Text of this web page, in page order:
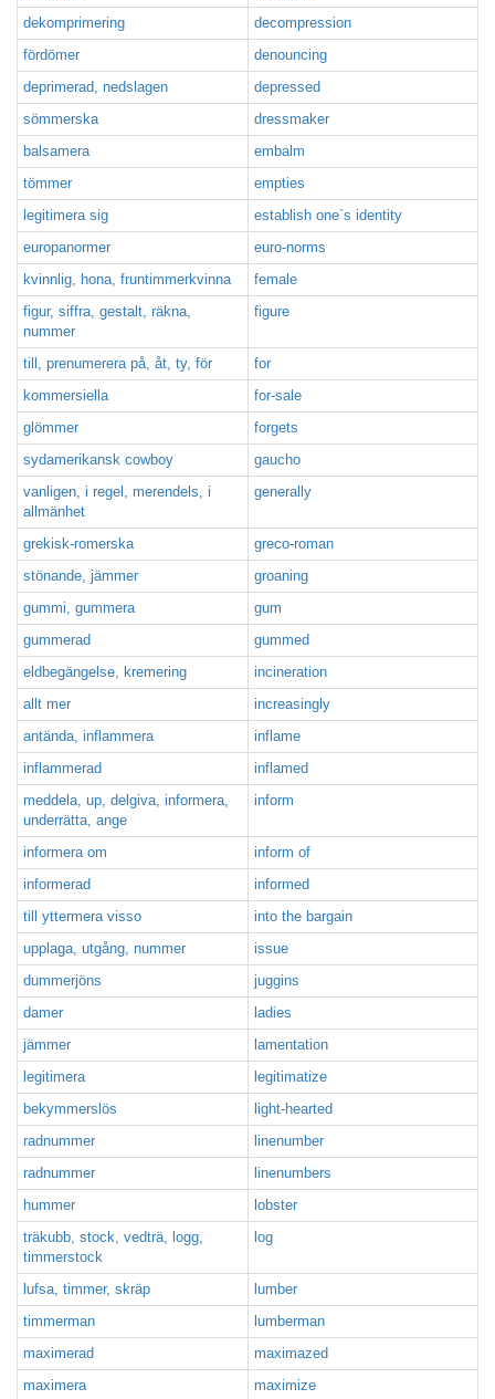
dekomprimering
decompression
fördömer
denouncing
deprimerad, nedslagen
depressed
sömmerska
dressmaker
balsamera
embalm
tömmer
empties
legitimera sig
establish one`s identity
europanormer
euro-norms
kvinnlig, hona, fruntimmerkvinna
female
figur, siffra, gestalt, räkna,
nummer
figure
till, prenumerera på, åt, ty, för
for
kommersiella
for-sale
glömmer
forgets
sydamerikansk cowboy
gaucho
vanligen, i regel, merendels, i
allmänhet
generally
grekisk-romerska
greco-roman
stönande, jämmer
groaning
gummi, gummera
gum
gummerad
gummed
eldbegängelse, kremering
incineration
allt mer
increasingly
antända, inflammera
inflame
inflammerad
inflamed
meddela, up, delgiva, informera,
underrätta, ange
inform
informera om
inform of
informerad
informed
till yttermera visso
into the bargain
upplaga, utgång, nummer
issue
dummerjöns
juggins
damer
ladies
jämmer
lamentation
legitimera
legitimatize
bekymmerslös
light-hearted
radnummer
linenumber
radnummer
linenumbers
hummer
lobster
träkubb, stock, vedträ, logg,
timmerstock
log
lufsa, timmer, skräp
lumber
timmerman
lumberman
maximerad
maximazed
maximera
maximize